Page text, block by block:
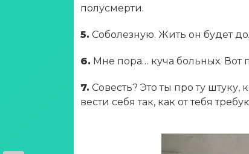
полусмерти.
5. Соболезную. Жить он будет
6. Мне пора… куча больных. Вот
7. Совесть? Это ты про ту штуку,
вести себя так, как от тебя